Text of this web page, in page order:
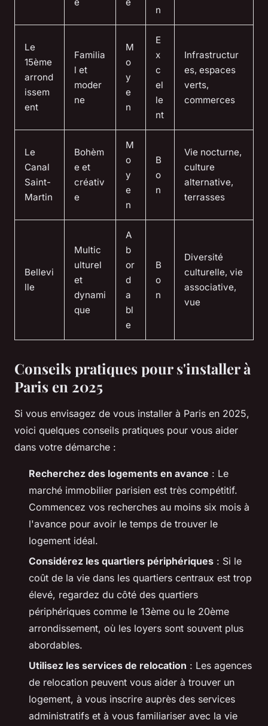
n
Le
15ème
arrond
issem
ent
Familia
l et
moder
ne
M
o
y
e
n
E
x
c
el
le
nt
Infrastructur
es, espaces
verts,
commerces
Le
Canal
Saint-
Martin
Bohèm
e et
créativ
e
M
o
y
e
n
B
o
n
Vie nocturne,
culture
alternative,
terrasses
Bellevi
lle
Multic
ulturel
et
dynami
que
A
b
or
d
a
bl
e
B
o
n
Diversité
culturelle, vie
associative,
vue
Conseils pratiques pour s'installer à
Paris en 2025
Si vous envisagez de vous installer à Paris en 2025,
voici quelques conseils pratiques pour vous aider
dans votre démarche :
Recherchez des logements en avance : Le
marché immobilier parisien est très compétitif.
Commencez vos recherches au moins six mois à
l'avance pour avoir le temps de trouver le
logement idéal.
Considérez les quartiers périphériques : Si le
coût de la vie dans les quartiers centraux est trop
élevé, regardez du côté des quartiers
périphériques comme le 13ème ou le 20ème
arrondissement, où les loyers sont souvent plus
abordables.
Utilisez les services de relocation : Les agences
de relocation peuvent vous aider à trouver un
logement, à vous inscrire auprès des services
administratifs et à vous familiariser avec la vie